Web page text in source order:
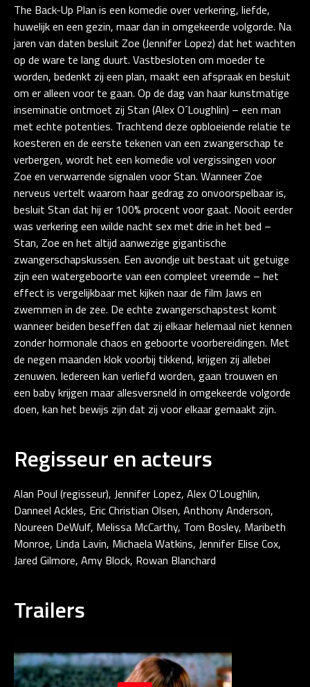
The Back-Up Plan is een komedie over verkering, liefde,
huwelijk en een gezin, maar dan in omgekeerde volgorde. Na
jaren van daten besluit Zoe (Jennifer Lopez) dat het wachten
op de ware te lang duurt. Vastbesloten om moeder te
worden, bedenkt zij een plan, maakt een afspraak en besluit
om er alleen voor te gaan. Op de dag van haar kunstmatige
inseminatie ontmoet zij Stan (Alex O´Loughlin) – een man
met echte potenties. Trachtend deze opbloeiende relatie te
koesteren en de eerste tekenen van een zwangerschap te
verbergen, wordt het een komedie vol vergissingen voor
Zoe en verwarrende signalen voor Stan. Wanneer Zoe
nerveus vertelt waarom haar gedrag zo onvoorspelbaar is,
besluit Stan dat hij er 100% procent voor gaat. Nooit eerder
was verkering een wilde nacht sex met drie in het bed –
Stan, Zoe en het altijd aanwezige gigantische
zwangerschapskussen. Een avondje uit bestaat uit getuige
zijn een watergeboorte van een compleet vreemde – het
effect is vergelijkbaar met kijken naar de film Jaws en
zwemmen in de zee. De echte zwangerschapstest komt
wanneer beiden beseffen dat zij elkaar helemaal niet kennen
zonder hormonale chaos en geboorte voorbereidingen. Met
de negen maanden klok voorbij tikkend, krijgen zij allebei
zenuwen. Iedereen kan verliefd worden, gaan trouwen en
een baby krijgen maar allesversneld in omgekeerde volgorde
doen, kan het bewijs zijn dat zij voor elkaar gemaakt zijn.
Regisseur en acteurs
Alan Poul (regisseur), Jennifer Lopez, Alex O'Loughlin,
Danneel Ackles, Eric Christian Olsen, Anthony Anderson,
Noureen DeWulf, Melissa McCarthy, Tom Bosley, Maribeth
Monroe, Linda Lavin, Michaela Watkins, Jennifer Elise Cox,
Jared Gilmore, Amy Block, Rowan Blanchard
Trailers